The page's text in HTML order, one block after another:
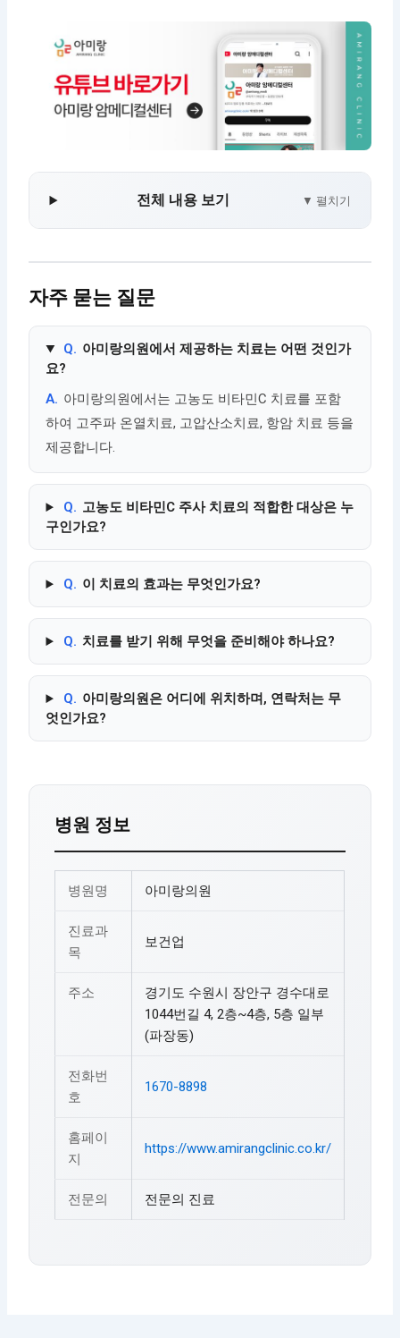
전체 내용 보기 ▼ 펼치기
자주 묻는 질문
Q. 아미랑의원에서 제공하는 치료는 어떤 것인가
요?
A. 아미랑의원에서는 고농도 비타민C 치료를 포함
하여 고주파 온열치료, 고압산소치료, 항암 치료 등을
제공합니다.
Q. 고농도 비타민C 주사 치료의 적합한 대상은 누
구인가요?
Q. 이 치료의 효과는 무엇인가요?
Q. 치료를 받기 위해 무엇을 준비해야 하나요?
Q. 아미랑의원은 어디에 위치하며, 연락처는 무
엇인가요?
병원 정보
병원명 아미랑의원
진료과
목
보건업
주소
경기도 수원시 장안구 경수대로
1044번길 4, 2층~4층, 5층 일부
(파장동)
전화번
호
1670-8898
홈페이
지
https://www.amirangclinic.co.kr/
전문의 전문의 진료